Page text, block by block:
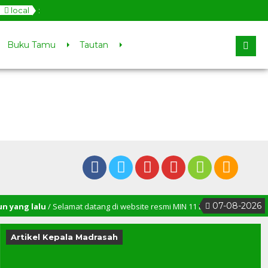
local :
Buku Tamu Tautan
07-08-2026
lalu/ Selamat datang di website resmi MIN 11 Bener Meriah
Artikel Kepala Madrasah